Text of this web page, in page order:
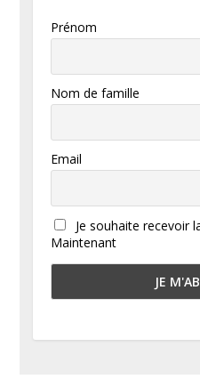
Prénom
Nom de famille
Email
Je souhaite recevoir
Maintenant